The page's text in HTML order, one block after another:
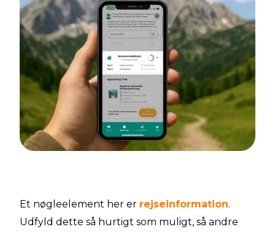
Et nøgleelement her er rejseinformation.
Udfyld dette så hurtigt som muligt, så andre